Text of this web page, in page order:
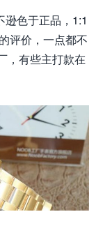
色于正品，1:1
评价，一点都不
，有些主打款在